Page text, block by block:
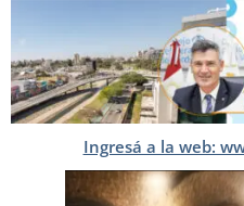
Ingresá a la web: